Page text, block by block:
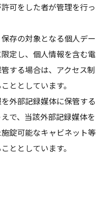
可をした者が管理を行っ
存の対象となる個人デー
定し、個人情報を含む電
する場合は、アクセス制
ととしています。
外部記録媒体に保管する
で、当該外部記録媒体を
錠可能なキャビネット等
ととしています。